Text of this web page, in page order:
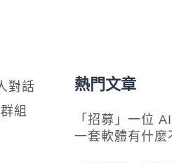
對話
組
熱門文章
「招募」一位
一套軟體有什麼